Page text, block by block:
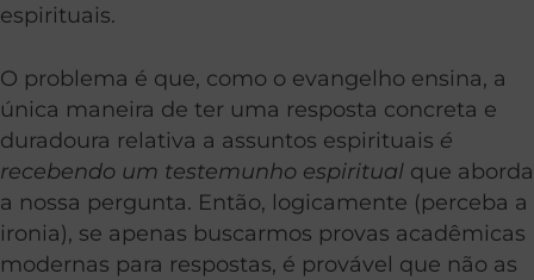
espirituais.
O problema é que, como o evangelho ensina, a
única maneira de ter uma resposta concreta e
duradoura relativa a assuntos espirituais é
recebendo um testemunho espiritual que aborda
a nossa pergunta. Então, logicamente (perceba a
ironia), se apenas buscarmos provas acadêmicas
modernas para respostas, é provável que não as